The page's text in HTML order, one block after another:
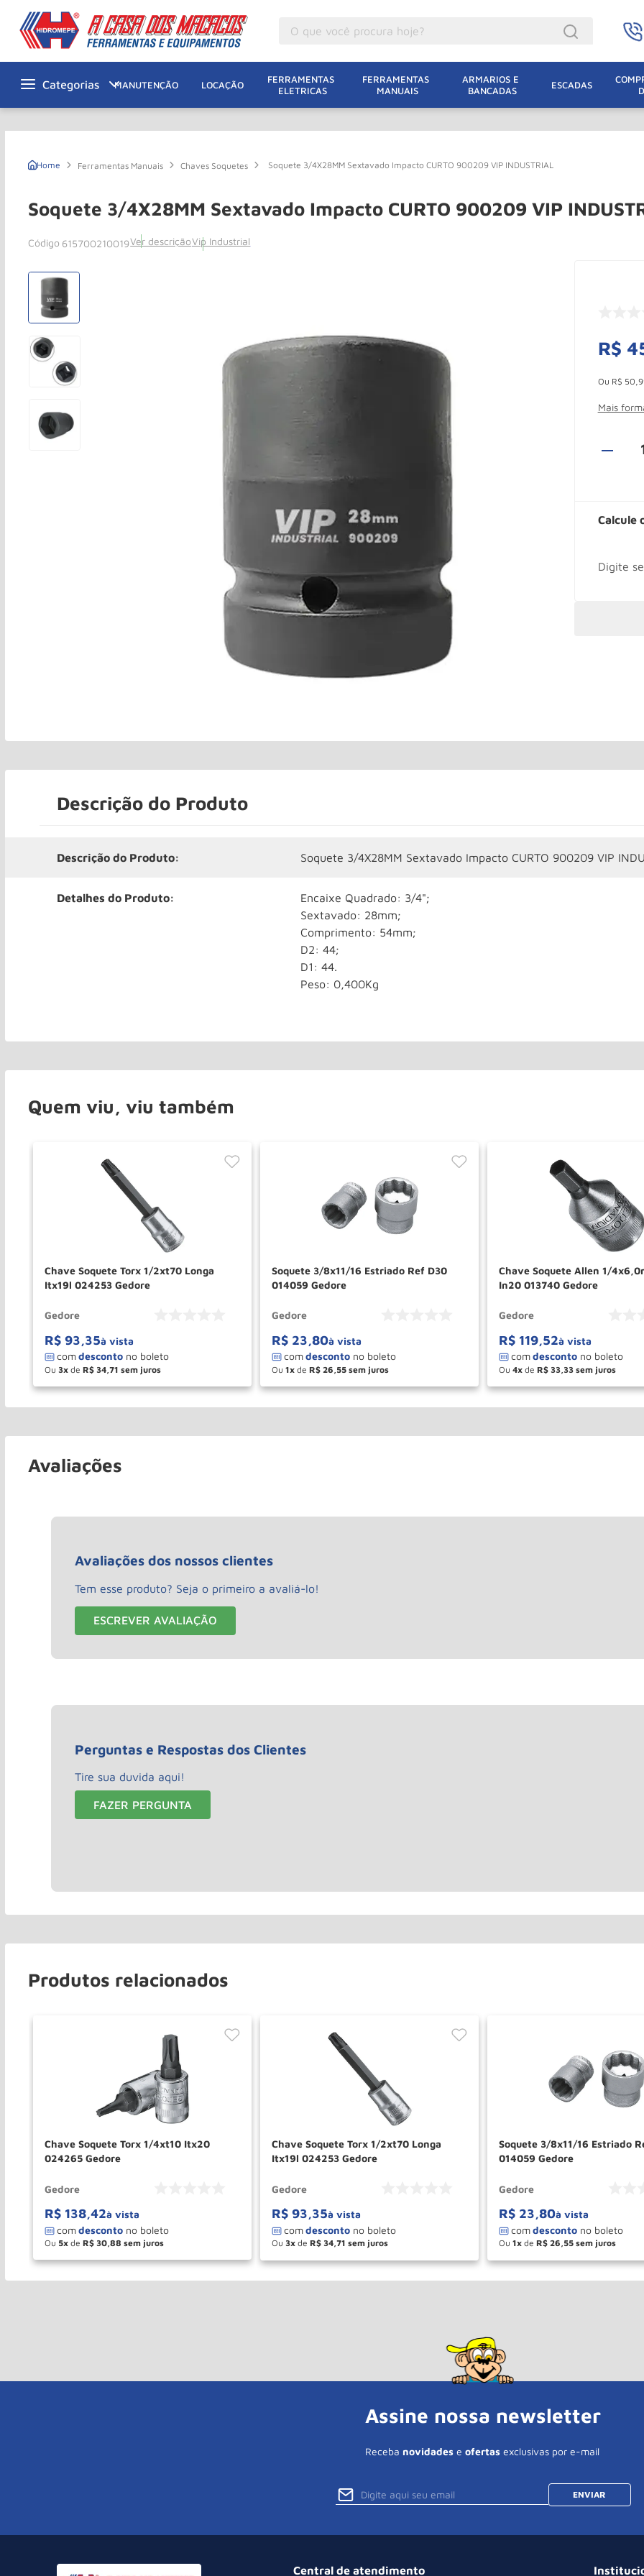
MANUTENÇÃO LOCAÇÃO
FERRAMENTAS
ELETRICAS
FERRAMENTAS
MANUAIS
ARMARIOS E
BANCADAS
ESCADAS
Ferramentas Manuais Chaves Soquetes Soquete 3/4X28MM Sextavado Impacto CURTO 900209 VIP INDUSTRIAL
Soquete 3/4X28MM Sextavado Impacto CURTO 900209 VIP
615700210019Ver descriçãoVip Industrial
R$
Ou R$ 50
Mais
Calcule
Descrição do Produto
Descrição do Produto: Soquete 3/4X28MM Sextavado Impacto CURTO 900209 VIP
Detalhes do Produto:
Encaixe Quadrado: 3/4";
Sextavado: 28mm;
Comprimento: 54mm;
D2: 44;
D1: 44.
Peso: 0,400Kg
Quem viu, viu também
Chave Soquete Torx 1/2xt70 Longa
Itx19l 024253 Gedore
Gedore
R$ 93,35à vista
Ou 3 de R$ 34 71
＋
－ COMPRAR
Soquete 3/8x11/16 Estriado Ref D30
014059 Gedore
Gedore
R$ 23,80à vista
Ou 1 de R$ 26 55
＋
－ COMPRAR
Chave Soquete Allen 1/
In20 013740 Gedore
Gedore
R$ 119,52à vista
Ou 4 de R$ 33 33
＋
－
Avaliações
Avaliações dos nossos clientes
Tem esse produto? Seja o primeiro a avaliá-lo!
ESCREVER AVALIAÇÃO
Perguntas e Respostas dos Clientes
Tire sua duvida aqui!
FAZER PERGUNTA
Produtos relacionados
Chave Soquete Torx 1/4xt10 Itx20
024265 Gedore
Gedore
R$ 138,42à vista
Ou 5 de R$ 30,88
＋
－ COMPRAR
Chave Soquete Torx 1/2xt70 Longa
Itx19l 024253 Gedore
Gedore
R$ 93,35à vista
Ou 3 de R$ 34,71
＋
－ COMPRAR
Soquete 3/8x11/16 Estriado
014059 Gedore
Gedore
R$ 23,80à vista
Ou 1 de R$ 26,55
＋
－
Assine nossa newsletter
Receba novidades e ofertas exclusivas por e-mail
ENVIAR
Central de atendimento
1º Macacos
6 Talha Eletrica